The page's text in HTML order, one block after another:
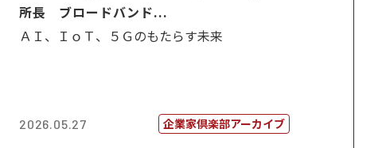
所長 ブロードバンド...
ＡＩ、ＩｏＴ、５Ｇのもたらす未来
2026.05.27 企業家倶楽部アーカイブ